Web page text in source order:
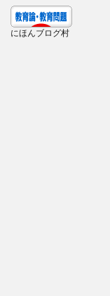
にほんブログ村